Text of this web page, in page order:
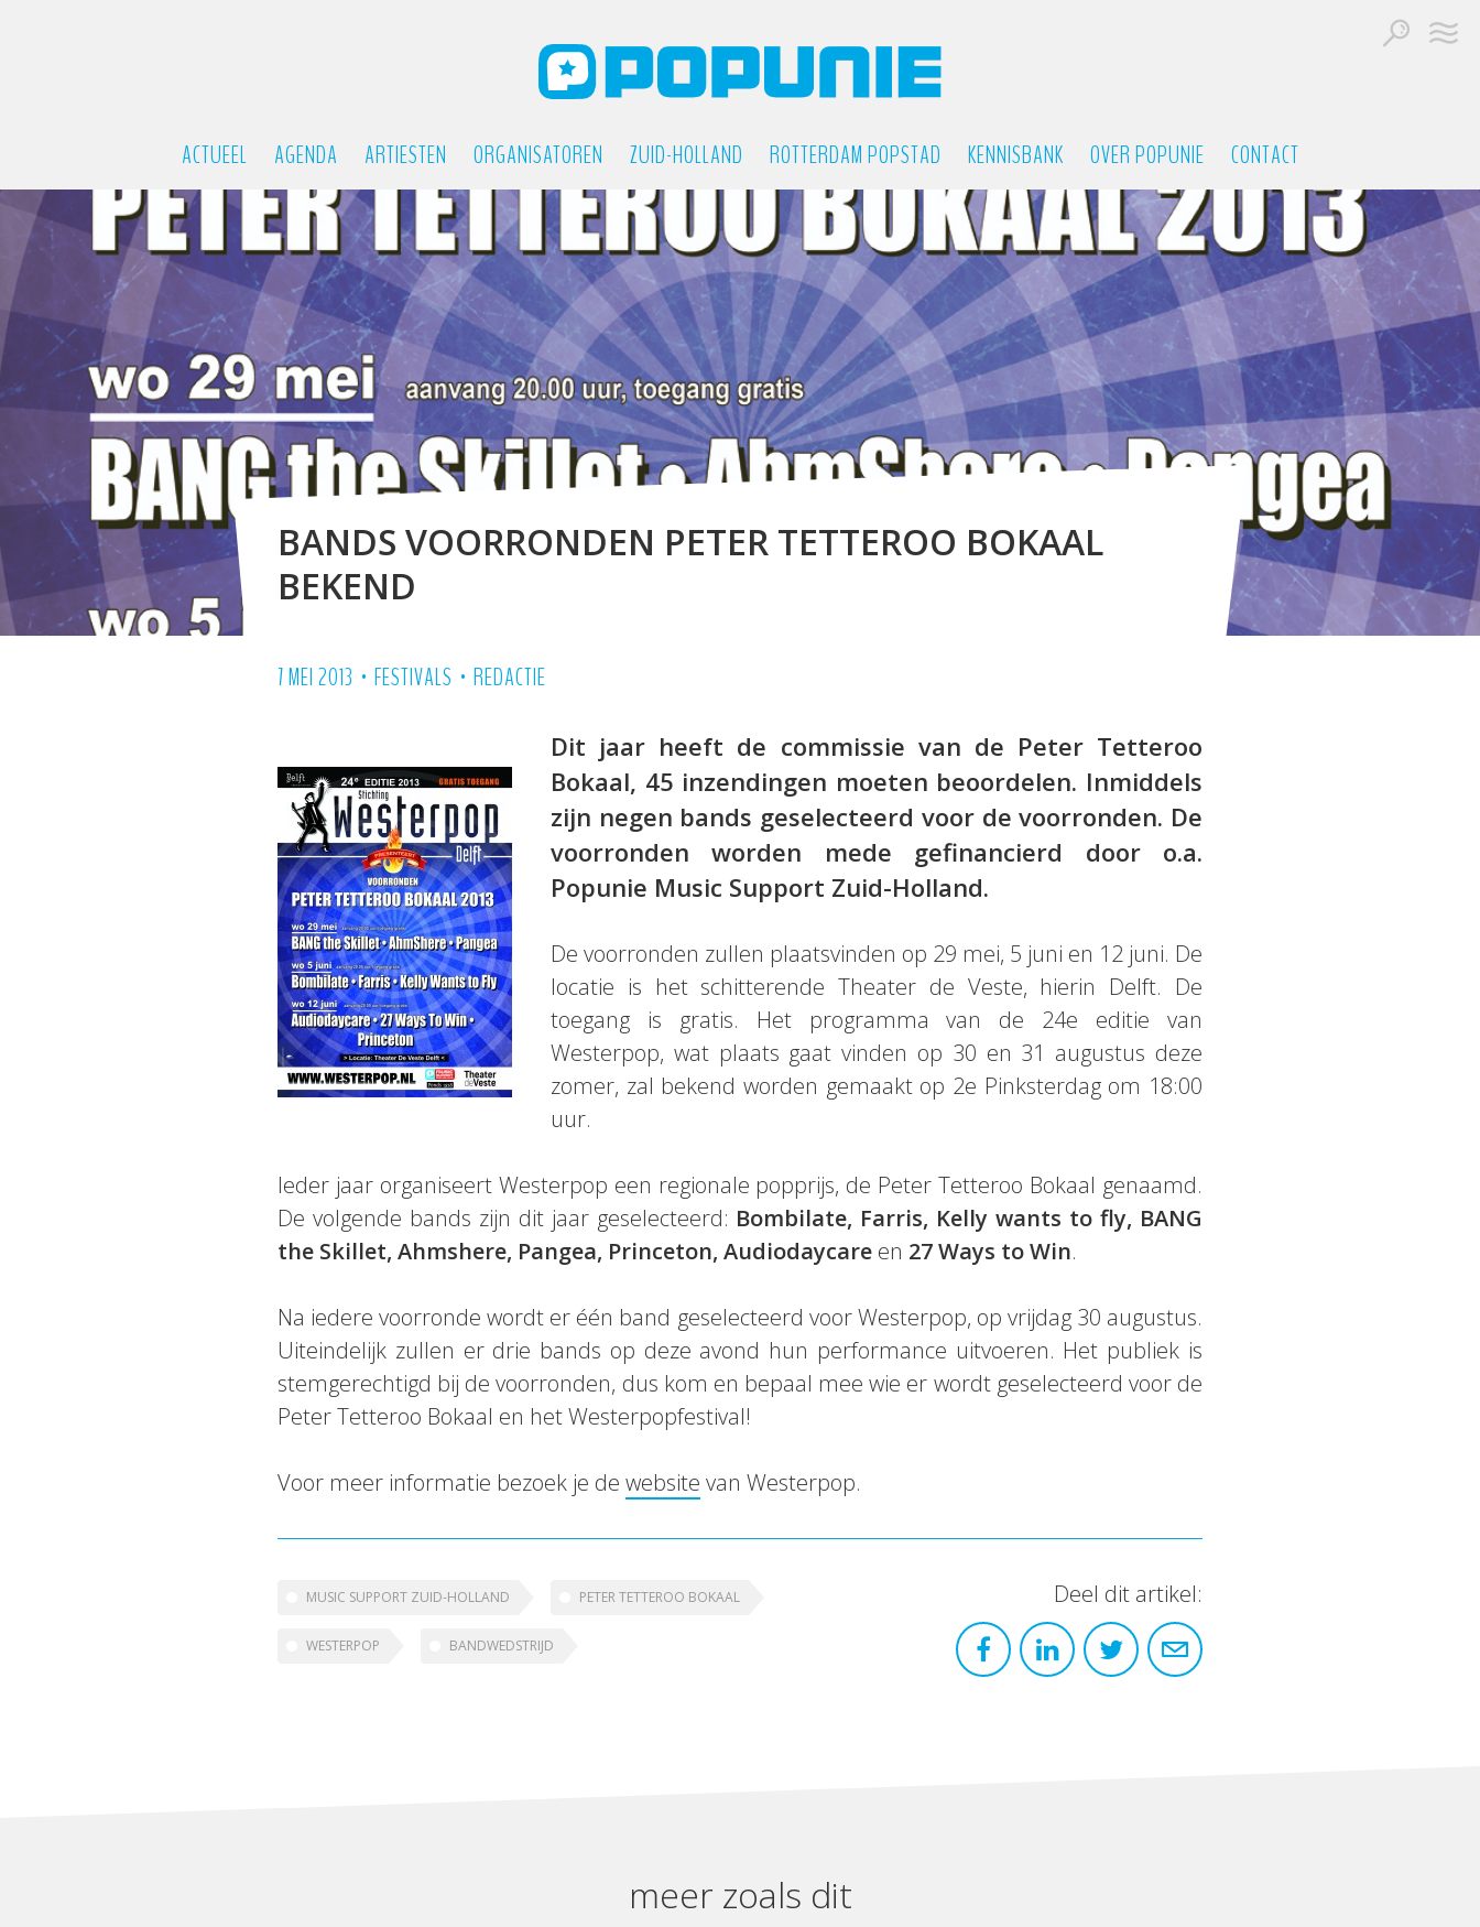
ACTUEEL AGENDA ARTIESTEN ORGANISATOREN ZUID-HOLLAND ROTTERDAM POPSTAD KENNISBANK OVER POPUNIE CONTACT
BANDS VOORRONDEN PETER TETTEROO BOKAAL
BEKEND
7 MEI 2013 • FESTIVALS • REDACTIE
Dit jaar heeft de commissie van de Peter Tetteroo
Bokaal, 45 inzendingen moeten beoordelen. Inmiddels
zijn negen bands geselecteerd voor de voorronden. De
voorronden worden mede gefinancierd door o.a.
Popunie Music Support Zuid-Holland.
De voorronden zullen plaatsvinden op 29 mei, 5 juni en 12 juni. De
locatie is het schitterende Theater de Veste, hierin Delft. De
toegang is gratis. Het programma van de 24e editie van
Westerpop, wat plaats gaat vinden op 30 en 31 augustus deze
zomer, zal bekend worden gemaakt op 2e Pinksterdag om 18:00
uur.
Ieder jaar organiseert Westerpop een regionale popprijs, de Peter Tetteroo Bokaal genaamd.
De volgende bands zijn dit jaar geselecteerd: Bombilate, Farris, Kelly wants to fly, BANG
the Skillet, Ahmshere, Pangea, Princeton, Audiodaycare en 27 Ways to Win.
Na iedere voorronde wordt er één band geselecteerd voor Westerpop, op vrijdag 30 augustus.
Uiteindelijk zullen er drie bands op deze avond hun performance uitvoeren. Het publiek is
stemgerechtigd bij de voorronden, dus kom en bepaal mee wie er wordt geselecteerd voor de
Peter Tetteroo Bokaal en het Westerpopfestival!
Voor meer informatie bezoek je de website van Westerpop.
MUSIC SUPPORT ZUID-HOLLAND PETER TETTEROO BOKAAL
WESTERPOP BANDWEDSTRIJD
Deel dit artikel:
meer zoals dit